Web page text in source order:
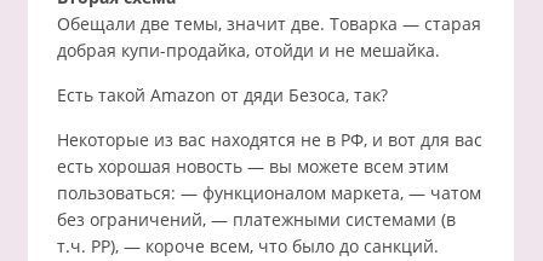
Обещали две темы, значит две. Товарка — старая
добрая купи-продайка, отойди и не мешайка.
Есть такой Amazon от дяди Безоса, так?
Некоторые из вас находятся не в РФ, и вот для вас
есть хорошая новость — вы можете всем этим
пользоваться: — функционалом маркета, — чатом
без ограничений, — платежными системами (в
т.ч. PP), — короче всем, что было до санкций.